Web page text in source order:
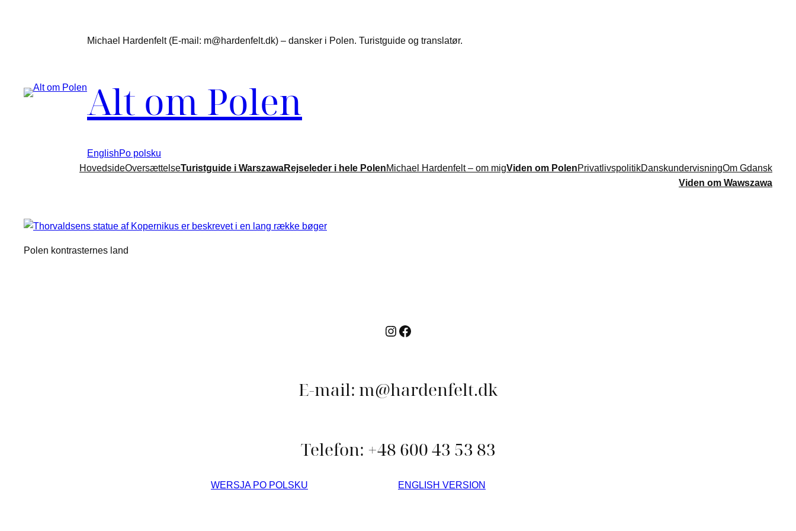
Michael Hardenfelt (E-mail: m@hardenfelt.dk) – dansker i Polen. Turistguide og translatør.
Alt om Polen
EnglishPo polsku
HovedsideOversættelseTuristguide i WarszawaRejseleder i hele PolenMichael Hardenfelt – om migViden om PolenPrivatlivspolitikDanskundervisningOm Gdansk
Viden om Wawszawa
Polen kontrasternes land
Instagram
Facebook
E-mail: m@hardenfelt.dk
Telefon: +48 600 43 53 83
WERSJA PO POLSKU ENGLISH VERSION